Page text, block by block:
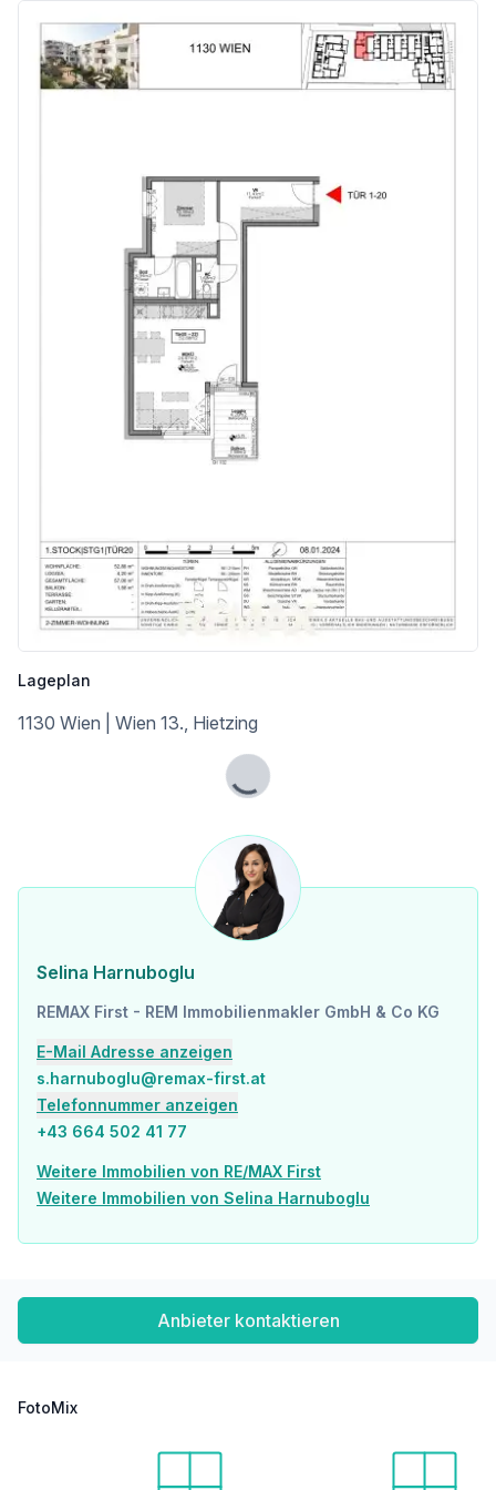
Klinik <2.500m
Krankenhaus <250m
Höhere Schule <4.750m
Supermarkt <250m
Bäckerei <250m
Einkaufszentrum <3.500m
Geldautomat <250m
Straßenbahn <750m
Bahnhof <250m
Autobahnanschluss <3.250m
Angaben Entfernung Luftlinie / Quelle: OpenStreetMap
Lageplan
1130 Wien | Wien 13., Hietzing
Lade...
Selina Harnuboglu
REMAX First - REM Immobilienmakler GmbH & Co KG
E-Mail Adresse anzeigen
s.harnuboglu@remax-first.at
Telefonnummer anzeigen
+43 664 502 41 77
Weitere Immobilien von RE/MAX First
Weitere Immobilien von Selina Harnuboglu
Anbieter kontaktieren
FotoMix